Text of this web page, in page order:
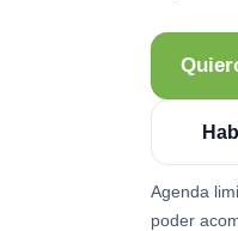
Agenda
poder